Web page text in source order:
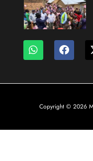
Copyright © 2026